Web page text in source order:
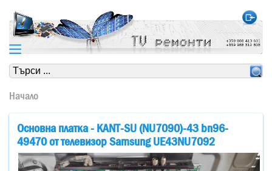
https://www.high-endrolex.com/24
Начало
Основна платка - KANT-SU (NU7090)-43 bn96-
49470 от телевизор Samsung UE43NU7092